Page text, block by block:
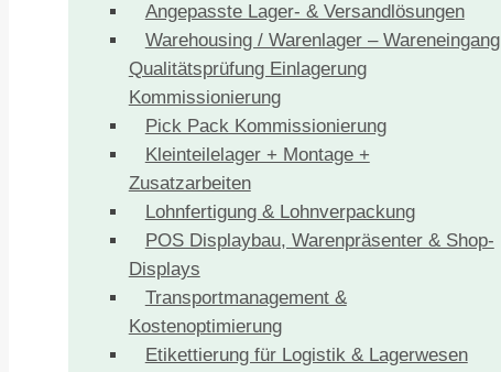
Angepasste Lager- & Versandlösungen
Warehousing / Warenlager – Wareneingang
Qualitätsprüfung Einlagerung
Kommissionierung
Pick Pack Kommissionierung
Kleinteilelager + Montage +
Zusatzarbeiten
Lohnfertigung & Lohnverpackung
POS Displaybau, Warenpräsenter & Shop-
Displays
Transportmanagement &
Kostenoptimierung
Etikettierung für Logistik & Lagerwesen